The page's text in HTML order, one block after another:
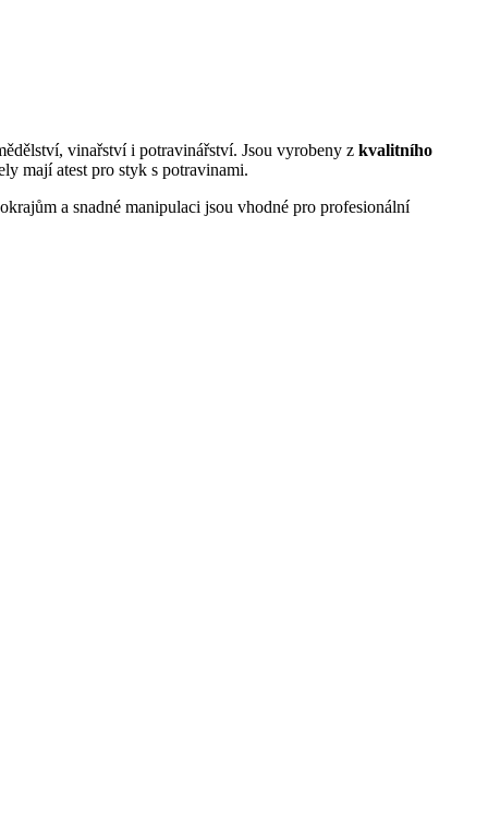
vinařství i potravinářství. Jsou vyrobeny z kvalitního
mají atest pro styk s potravinami.
a snadné manipulaci jsou vhodné pro profesionální